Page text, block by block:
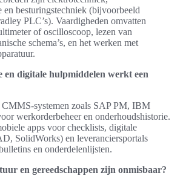
besturingstechniek (bijvoorbeeld
PLC’s). Vaardigheden omvatten
of oscilloscoop, lezen van
schema’s, en het werken met
en digitale hulpmiddelen werkt een
systemen zoals SAP PM, IBM
werkorderbeheer en onderhoudshistorie.
apps voor checklists, digitale
SolidWorks) en leveranciersportals
en onderdelenlijsten.
en gereedschappen zijn onmisbaar?